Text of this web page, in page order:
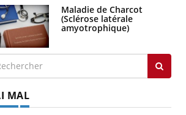
Maladie de Charcot
(Sclérose latérale
amyotrophique)
MAL